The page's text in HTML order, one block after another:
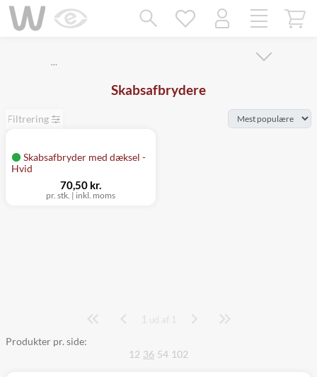
…
Skabsafbrydere
Filtrering
Skabsafbryder med dæksel -
Hvid
pr. stk. | inkl. moms
70,50 kr.
Side
1 ud af 1
Produkter pr. side:
12 36 54 102
Mangler chatten?
Ret samtykke!